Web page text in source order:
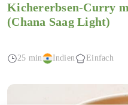
Kichererbsen-Curry
(Chana Saag Light)
25 min Indien Einfach